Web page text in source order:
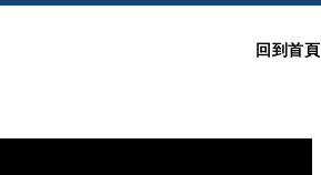
回到首頁